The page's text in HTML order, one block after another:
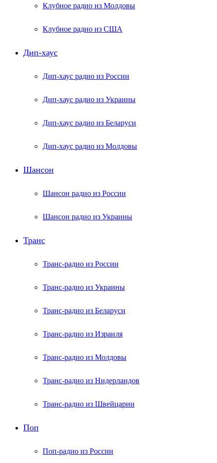
Клубное радио из Молдовы
Клубное радио из США
Дип-хаус
Дип-хаус радио из России
Дип-хаус радио из Украины
Дип-хаус радио из Беларуси
Дип-хаус радио из Молдовы
Шансон
Шансон радио из России
Шансон радио из Украины
Транс
Транс-радио из России
Транс-радио из Украины
Транс-радио из Беларуси
Транс-радио из Израиля
Транс-радио из Молдовы
Транс-радио из Нидерландов
Транс-радио из Швейцарии
Поп
Поп-радио из России